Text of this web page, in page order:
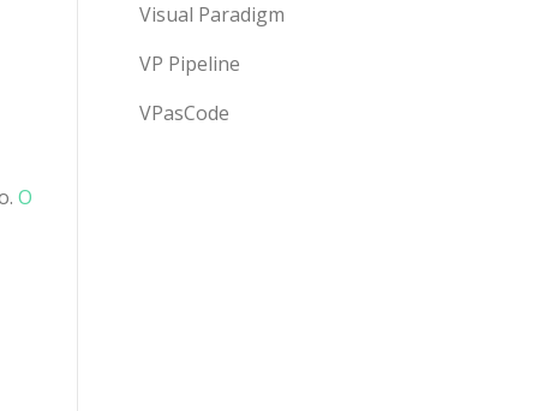
O
Visual Paradigm
VP Pipeline
VPasCode